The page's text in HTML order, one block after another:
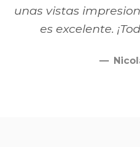
unas vistas
es excelente.